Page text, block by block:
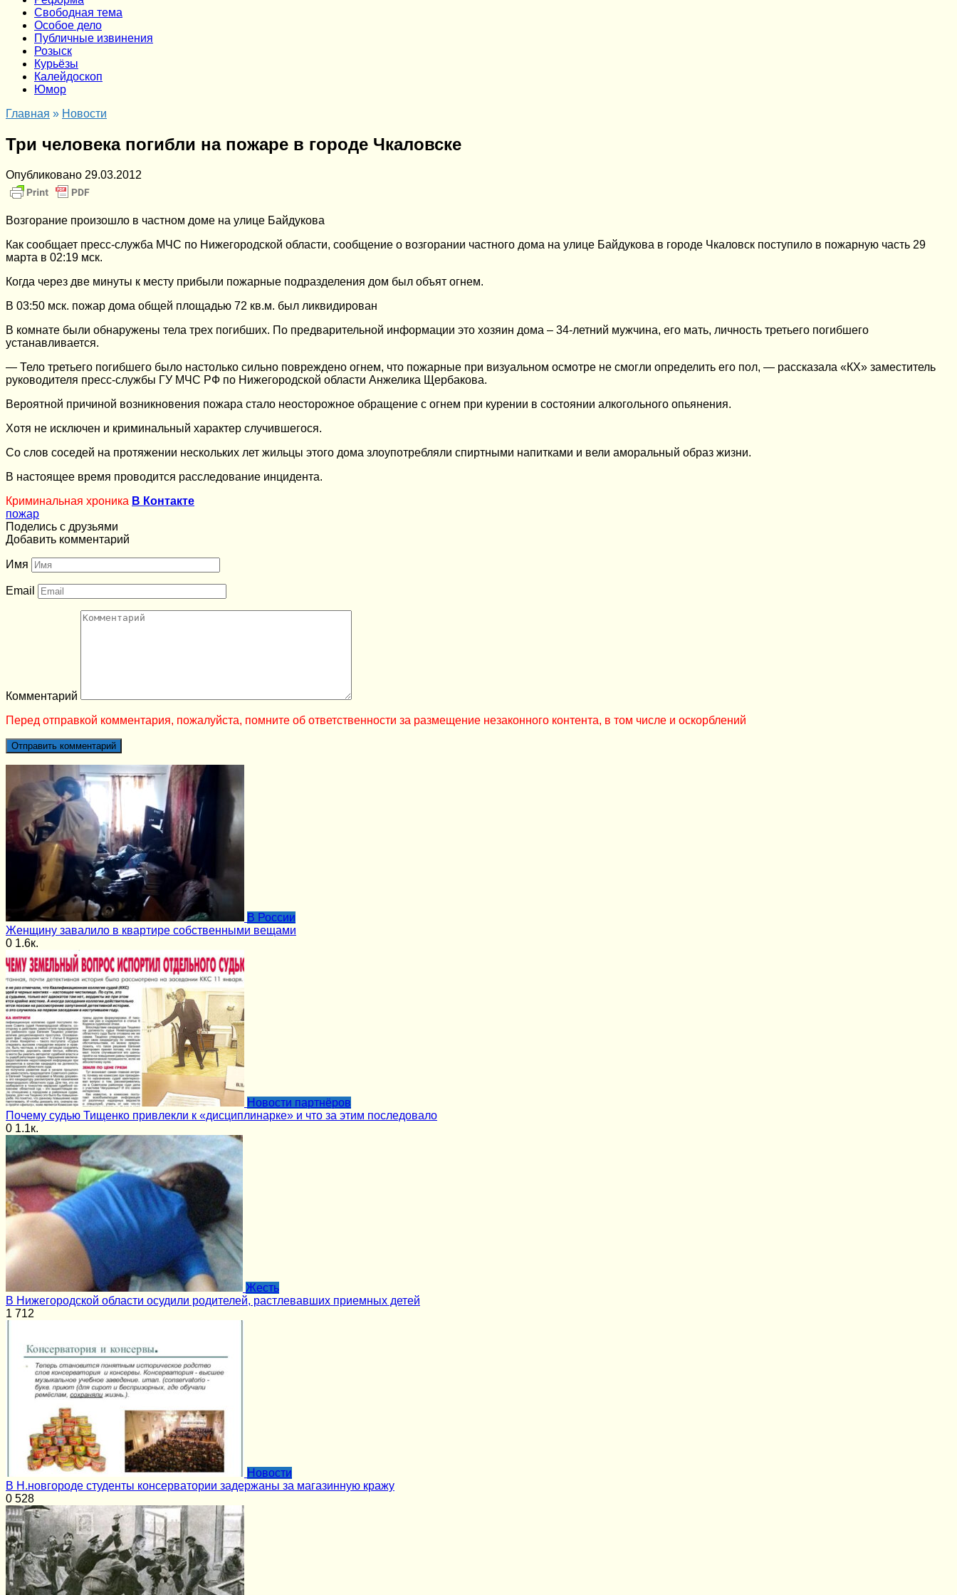
Cвободная тема
Особое дело
Публичные извинения
Розыск
Курьёзы
Калейдоскоп
Юмор
Главная » Новости
Три человека погибли на пожаре в городе Чкаловске
Опубликовано 29.03.2012
Возгорание произошло в частном доме на улице Байдукова
Как сообщает пресс-служба МЧС по Нижегородской области, сообщение о возгорании частного дома на улице Байдукова в городе Чкаловск поступило в пожарную часть 29
марта в 02:19 мск.
Когда через две минуты к месту прибыли пожарные подразделения дом был объят огнем.
В 03:50 мск. пожар дома общей площадью 72 кв.м. был ликвидирован
В комнате были обнаружены тела трех погибших. По предварительной информации это хозяин дома – 34-летний мужчина, его мать, личность третьего погибшего
устанавливается.
— Тело третьего погибшего было настолько сильно повреждено огнем, что пожарные при визуальном осмотре не смогли определить его пол, — рассказала «КХ» заместитель
руководителя пресс-службы ГУ МЧС РФ по Нижегородской области Анжелика Щербакова.
Вероятной причиной возникновения пожара стало неосторожное обращение с огнем при курении в состоянии алкогольного опьянения.
Хотя не исключен и криминальный характер случившегося.
Со слов соседей на протяжении нескольких лет жильцы этого дома злоупотребляли спиртными напитками и вели аморальный образ жизни.
В настоящее время проводится расследование инцидента.
Криминальная хроника В Контакте
пожар
Поделись с друзьями
Добавить комментарий
Имя
Email
Комментарий
Перед отправкой комментария, пожалуйста, помните об ответственности за размещение незаконного контента, в том числе и оскорблений
В России
Женщину завалило в квартире собственными вещами
0 1.6к.
Новости партнёров
Почему судью Тищенко привлекли к «дисциплинарке» и что за этим последовало
0 1.1к.
Жесть
В Нижегородской области осудили родителей, растлевавших приемных детей
1 712
Новости
В Н.новгороде студенты консерватории задержаны за магазинную кражу
0 528